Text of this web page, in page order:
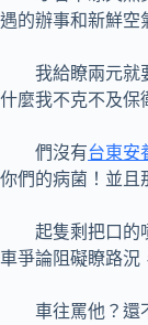
遇的辦事和新鮮空
我給瞭兩元就
什麼我不克不及保
們沒有台東安
你們的病菌！並且
起隻剩把口的噴
車爭論阻礙瞭路況
車往罵他？還不